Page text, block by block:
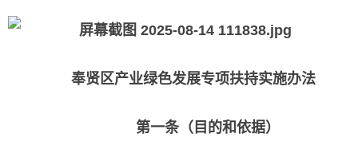
奉贤区产业绿色发展专项扶持实施办法
第一条（目的和依据）